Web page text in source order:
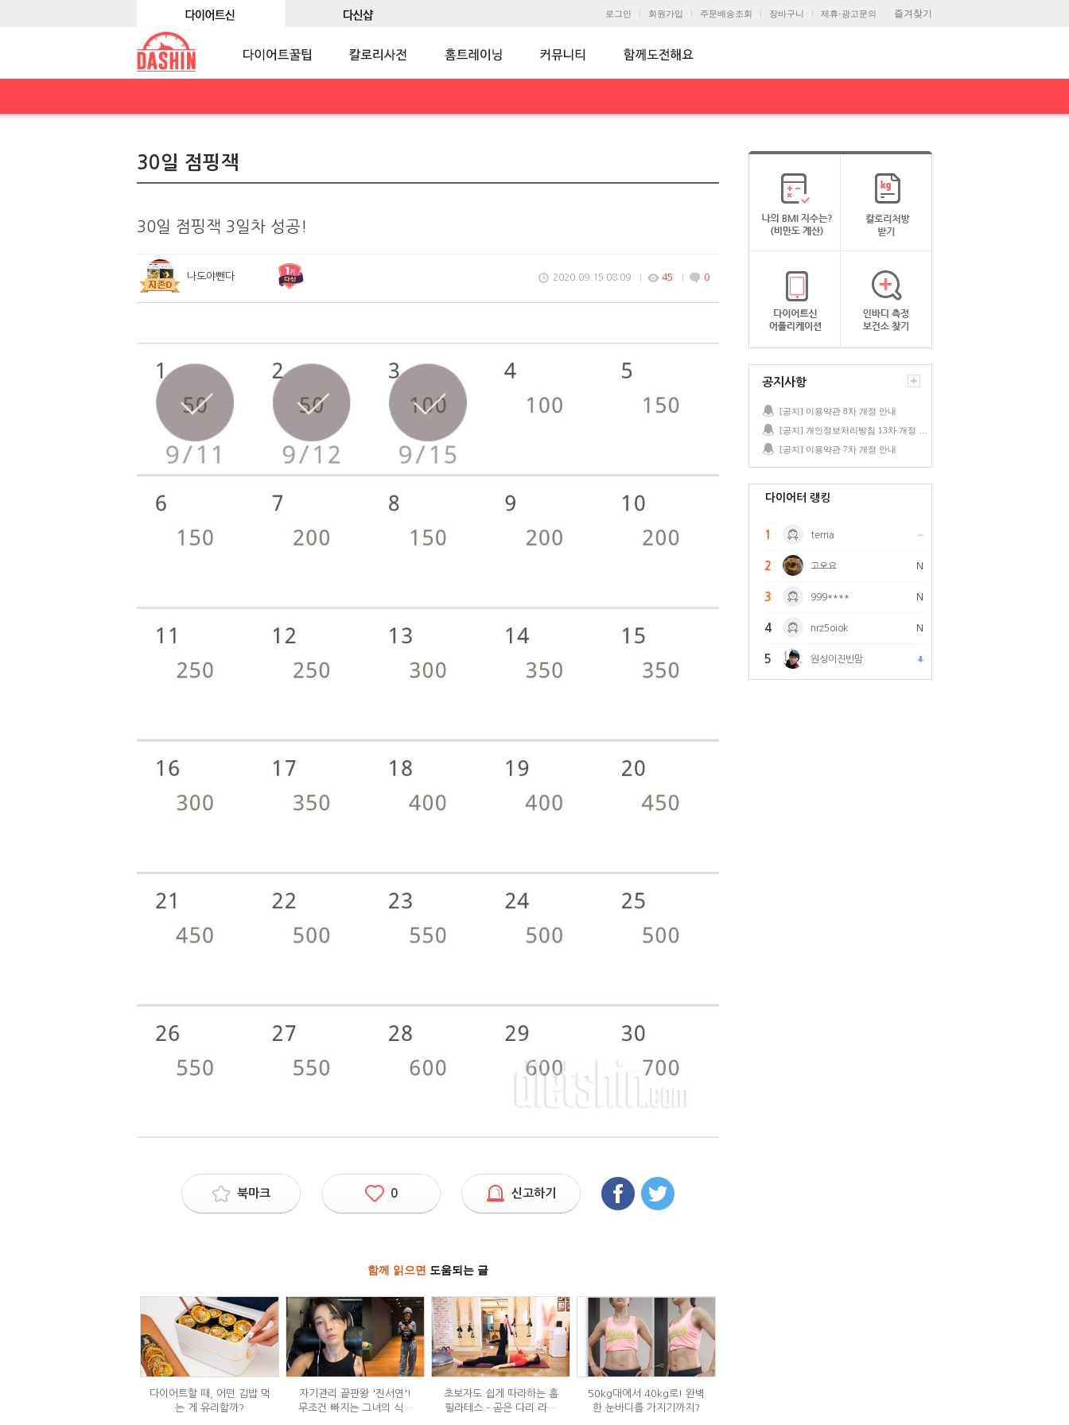
즐겨찾기
로그인 회원가입 주문배송조회 장바구니 제휴·광고문의
30일 점핑잭
30일 점핑잭 3일차 성공!
나도야뺀다 2020.09.15 08:09 45 0
북마크 0 신고하기
함께 읽으면 도움되는 글
다이어트할 때, 어떤 김밥 먹
는 게 유리할까?
자기관리 끝판왕 '진서연'!
무조건 빠지는 그녀의 식단
초보자도 쉽게 따라하는 홈
필라테스 – 곧은 다리 라인
50kg대에서 40kg로! 완벽
한 눈바디를 가지기까지?
공지사항
[공지] 이용약관 8차 개정 안내
[공지] 이용약관 7차 개정 안내
다이어터 랭킹
1 terria
2 고오요 N
3 999**** N
4 nrz5oiok N
5 원싱이진빈맘